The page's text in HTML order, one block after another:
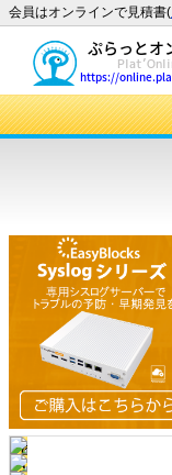
会員はオンラインで見積書(